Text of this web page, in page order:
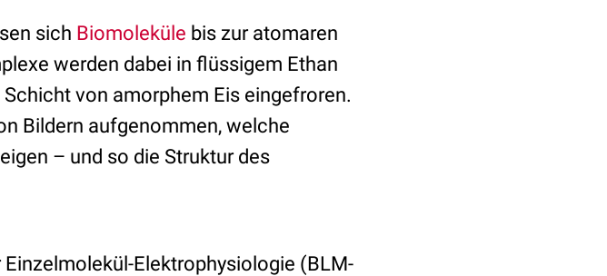
sich Biomoleküle bis zur atomaren
werden dabei in flüssigem Ethan
von amorphem Eis eingefroren.
Bildern aufgenommen, welche
– und so die Struktur des
Elektrophysiologie (BLM-